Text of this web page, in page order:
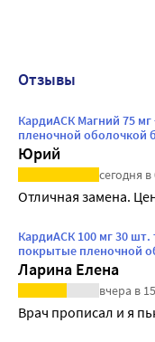
Отзывы
КардиАСК Магний 75
пленочной оболочкой
Юрий
сегодня в
Отличная замена.
КардиАСК 100 мг 30
покрытые пленочной
Ларина Елена
вчера в
Врач прописал и я